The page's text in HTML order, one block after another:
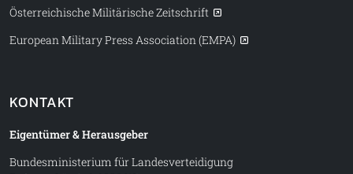
Österreichische Militärische Zeitschrift
European Military Press Association (EMPA)
KONTAKT
Eigentümer & Herausgeber
Bundesministerium für Landesverteidigung